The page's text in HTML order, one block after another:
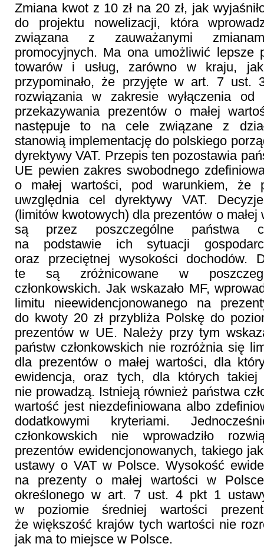
Zmiana kwot z 10 zł na 20 zł, jak
do projektu nowelizacji, która
związana z zauważanymi
promocyjnych. Ma ona umożliwić lepsze
towarów i usług, zarówno w kraju,
przypominało, że przyjęte w art. 7
rozwiązania w zakresie wyłączenia od
przekazywania prezentów o małej
następuje to na cele związane z
stanowią implementację do polskiego
dyrektywy VAT. Przepis ten pozostawia
UE pewien zakres swobodnego
o małej wartości, pod warunkiem, że
uwzględnia cel dyrektywy VAT.
(limitów kwotowych) dla prezentów o
są przez poszczególne państwa
na podstawie ich sytuacji
oraz przeciętnej wysokości dochodów.
te są zróżnicowane w
członkowskich. Jak wskazało MF,
limitu nieewidencjonowanego na
do kwoty 20 zł przybliża Polskę do
prezentów w UE. Należy przy tym
państw członkowskich nie rozróżnia się
dla prezentów o małej wartości, dla
ewidencja, oraz tych, dla których takiej
nie prowadzą. Istnieją również państwa
wartość jest niezdefiniowana albo
dodatkowymi kryteriami.
członkowskich nie wprowadziło
prezentów ewidencjonowanych, takiego
ustawy o VAT w Polsce. Wysokość
na prezenty o małej wartości w
określonego w art. 7 ust. 4 pkt 1
w poziomie średniej wartości
że większość krajów tych wartości nie
jak ma to miejsce w Polsce.